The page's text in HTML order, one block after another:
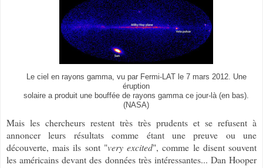
Le ciel en rayons gamma, vu par Fermi-LAT le 7 mars 2012. Une
éruption
solaire a produit une bouffée de rayons gamma ce jour-là (en bas).
(NASA)
Mais les chercheurs restent très très prudents et se refusent à
annoncer leurs résultats comme étant une preuve ou une
découverte, mais ils sont "very excited", comme le disent souvent
les américains devant des données très intéressantes... Dan Hooper